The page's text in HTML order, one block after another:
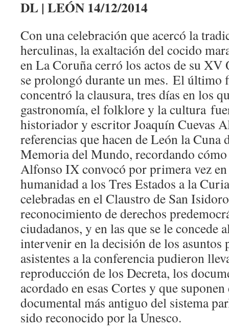
DL | LEÓN 14/12/2014
Con una celebración que acercó la
herculinas, la exaltación del cocido
en La Coruña cerró los actos de su XV
se prolongó durante un mes. El último
concentró la clausura, tres días en los
gastronomía, el folklore y la cultura
historiador y escritor Joaquín Cuevas
referencias que hacen de León la Cuna
Memoria del Mundo, recordando
Alfonso IX convocó por primera vez
humanidad a los Tres Estados a la
celebradas en el Claustro de San
reconocimiento de derechos
ciudadanos, y en las que se le concede
intervenir en la decisión de los asuntos
asistentes a la conferencia pudieron
reproducción de los Decreta, los
acordado en esas Cortes y que
documental más antiguo del sistema
sido reconocido por la Unesco.